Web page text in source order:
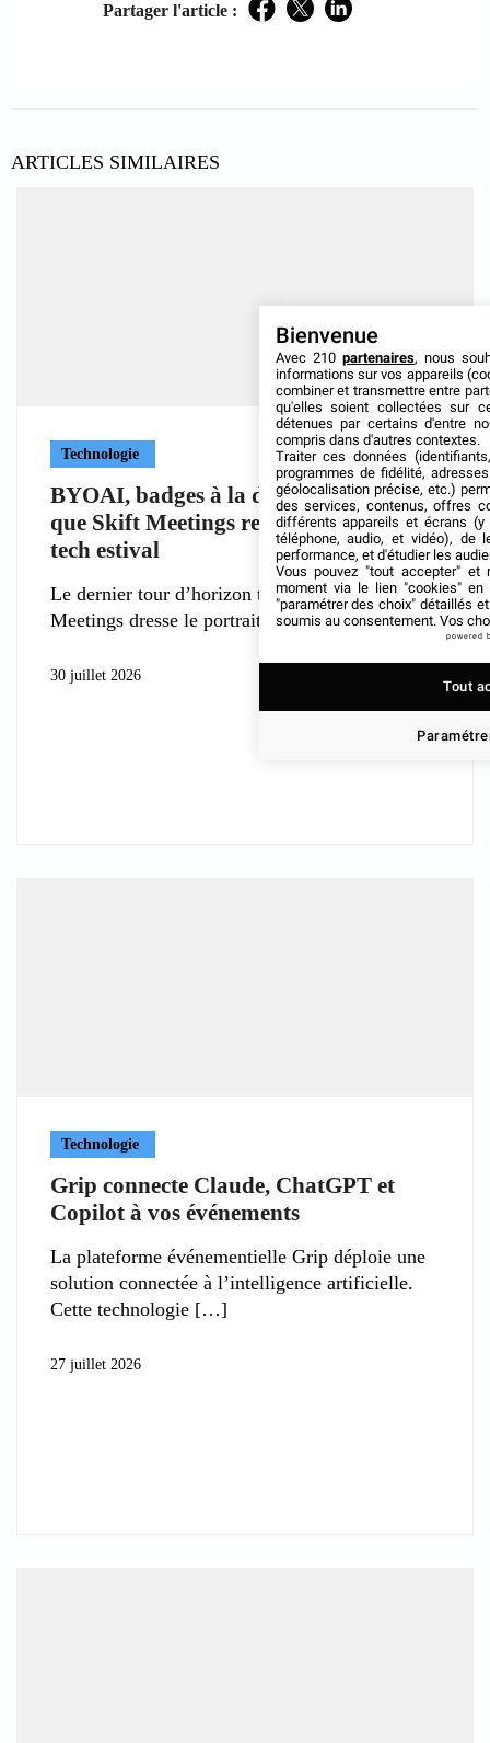
Partager l'article : Facebook
TwitterLinkedIn
ARTICLES SIMILAIRES
Technologie
BYOAI, badges à la demande, NFC : ce
que Skift Meetings retient de l’event
tech estival
Le dernier tour d’horizon technologique de Skift
Meetings dresse le portrait d’un secteur
30 juillet 2026
Technologie
Grip connecte Claude, ChatGPT et
Copilot à vos événements
La plateforme événementielle Grip déploie une
solution connectée à l’intelligence artificielle.
Cette technologie
27 juillet 2026
Bienvenue
Avec 210 partenaires, nous
informations sur vos appareils
combiner et transmettre entre
qu'elles soient collectées sur
détenues par certains d'entre
compris dans d'autres contextes.
Traiter ces données
programmes de fidélité,
géolocalisation précise, etc.)
des services, contenus, offres
différents appareils et écrans (y
téléphone, audio, et vidéo), de
performance, et d'étudier les
Vous pouvez "tout accepter" et
moment via le lien "cookies" en
"paramétrer des choix" détaillés
soumis au consentement. Vos
powered
Tout